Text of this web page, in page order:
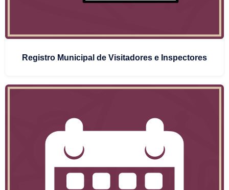
Registro Municipal de Visitadores e Inspectores